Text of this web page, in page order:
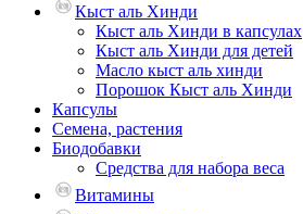
Кыст аль Хинди
Кыст аль Хинди в капсулах
Кыст аль Хинди для детей
Масло кыст аль хинди
Порошок Кыст аль Хинди
Капсулы
Семена, растения
Биодобавки
Средства для набора веса
Витамины